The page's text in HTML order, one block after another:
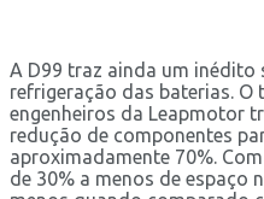
A D99 traz ainda um inédito
refrigeração das baterias. O
engenheiros da Leapmotor
redução de componentes
aproximadamente 70%.
de 30% a menos de espaço